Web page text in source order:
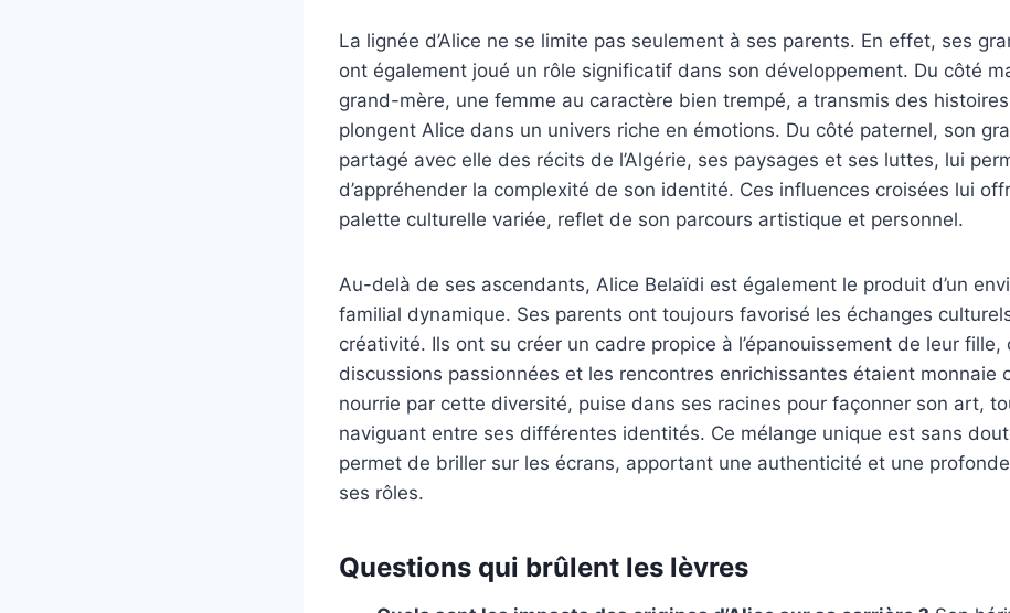
La lignée d’Alice ne se limite pas seulement à ses parents. En effet, ses
ont également joué un rôle significatif dans son développement. Du côté
grand-mère, une femme au caractère bien trempé, a transmis des
plongent Alice dans un univers riche en émotions. Du côté paternel, son
partagé avec elle des récits de l’Algérie, ses paysages et ses luttes, lui
d’appréhender la complexité de son identité. Ces influences croisées lui
palette culturelle variée, reflet de son parcours artistique et personnel.
Au-delà de ses ascendants, Alice Belaïdi est également le produit d’un
familial dynamique. Ses parents ont toujours favorisé les échanges
créativité. Ils ont su créer un cadre propice à l’épanouissement de leur fille,
discussions passionnées et les rencontres enrichissantes étaient monnaie
nourrie par cette diversité, puise dans ses racines pour façonner son art,
naviguant entre ses différentes identités. Ce mélange unique est sans
permet de briller sur les écrans, apportant une authenticité et une
ses rôles.
Questions qui brûlent les lèvres